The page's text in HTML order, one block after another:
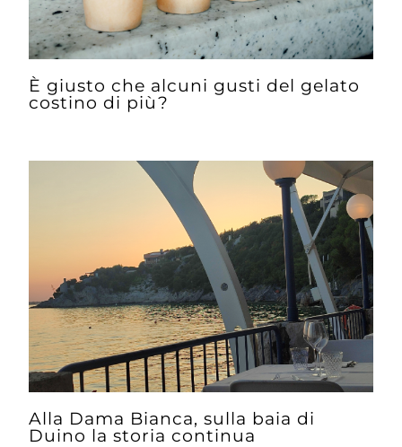
È giusto che alcuni gusti del gelato
costino di più?
Alla Dama Bianca, sulla baia di
Duino la storia continua